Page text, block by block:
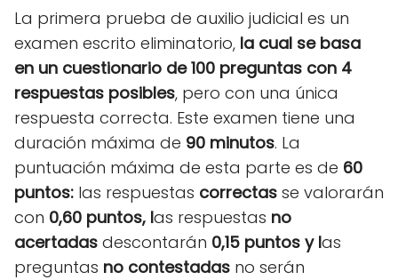
La primera prueba de auxilio judicial es un
examen escrito eliminatorio, la cual se basa
en un cuestionario de 100 preguntas con 4
respuestas posibles, pero con una única
respuesta correcta. Este examen tiene una
duración máxima de 90 minutos. La
puntuación máxima de esta parte es de 60
puntos: las respuestas correctas se valorarán
con 0,60 puntos, las respuestas no
acertadas descontarán 0,15 puntos y las
preguntas no contestadas no serán